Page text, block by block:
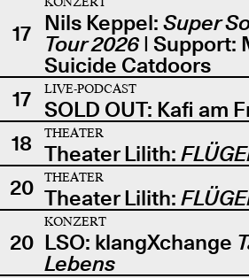
17 Nils Keppel: Super
Tour 2026| Support:
Suicide Catdoors
17
LIVE-PODCAST
SOLD OUT: Kafi am
18
THEATER
Theater Lilith:
20
THEATER
Theater Lilith:
20
KONZERT
LSO: klangXchange
Lebens